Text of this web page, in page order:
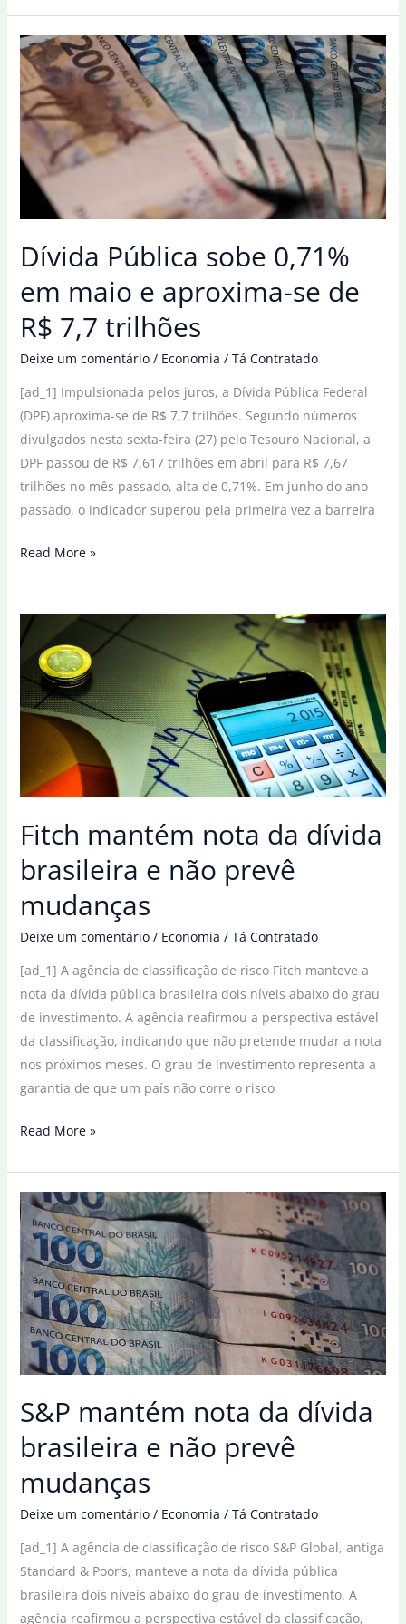
sobe
2,77%
em
junho
e
ultrapassa
R$
7,8
trilhões
Dívida Pública sobe 0,71%
em maio e aproxima-se de
R$ 7,7 trilhões
Deixe um comentário / Economia / Tá Contratado
[ad_1] Impulsionada pelos juros, a Dívida Pública Federal
(DPF) aproxima-se de R$ 7,7 trilhões. Segundo números
divulgados nesta sexta-feira (27) pelo Tesouro Nacional, a
DPF passou de R$ 7,617 trilhões em abril para R$ 7,67
trilhões no mês passado, alta de 0,71%. Em junho do ano
passado, o indicador superou pela primeira vez a barreira
Dívida
sobe
0,71%
em
maio
e
aproxima-
R$
trilhões
Read More »
Fitch mantém nota da dívida
brasileira e não prevê
mudanças
Deixe um comentário / Economia / Tá Contratado
[ad_1] A agência de classificação de risco Fitch manteve a
nota da dívida pública brasileira dois níveis abaixo do grau
de investimento. A agência reafirmou a perspectiva estável
da classificação, indicando que não pretende mudar a nota
nos próximos meses. O grau de investimento representa a
garantia de que um país não corre o risco
Fitch
nota
da
dívida
brasileira
e
não
prevê
mudanças
Read More »
S&P mantém nota da dívida
brasileira e não prevê
mudanças
Deixe um comentário / Economia / Tá Contratado
[ad_1] A agência de classificação de risco S&P Global, antiga
Standard & Poor’s, manteve a nota da dívida pública
brasileira dois níveis abaixo do grau de investimento. A
agência reafirmou a perspectiva estável da classificação,